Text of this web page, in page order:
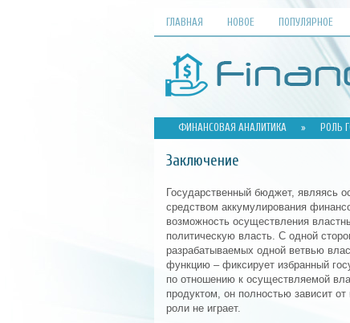
ГЛАВНАЯ НОВОЕ ПОПУЛЯРНОЕ
ФИНАНСОВАЯ АНАЛИТИКА » РОЛЬ
Заключение
Государственный бюджет, являясь
средством аккумулирования
возможность осуществления
политическую власть. С одной
разрабатываемых одной ветвью
функцию – фиксирует избранный
по отношению к осуществляемой
продуктом, он полностью зависит
роли не играет.